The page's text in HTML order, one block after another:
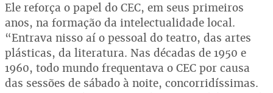
Ele reforça o papel do CEC, em seus primeiros
anos, na formação da intelectualidade local.
“Entrava nisso aí o pessoal do teatro, das artes
plásticas, da literatura. Nas décadas de 1950 e
1960, todo mundo frequentava o CEC por causa
das sessões de sábado à noite, concorridíssimas.